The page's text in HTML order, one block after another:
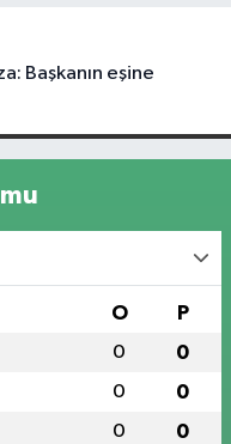
Başkanın eşine
O P
0 0
0 0
0 0